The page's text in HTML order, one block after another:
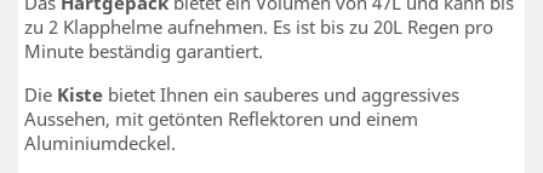
zu 2 Klapphelme aufnehmen. Es ist bis zu 20L Regen pro
Minute beständig garantiert.
Die Kiste bietet Ihnen ein sauberes und aggressives
Aussehen, mit getönten Reflektoren und einem
Aluminiumdeckel.